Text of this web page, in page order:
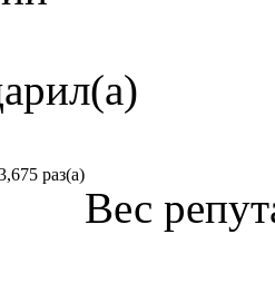
раз(а)
Вес